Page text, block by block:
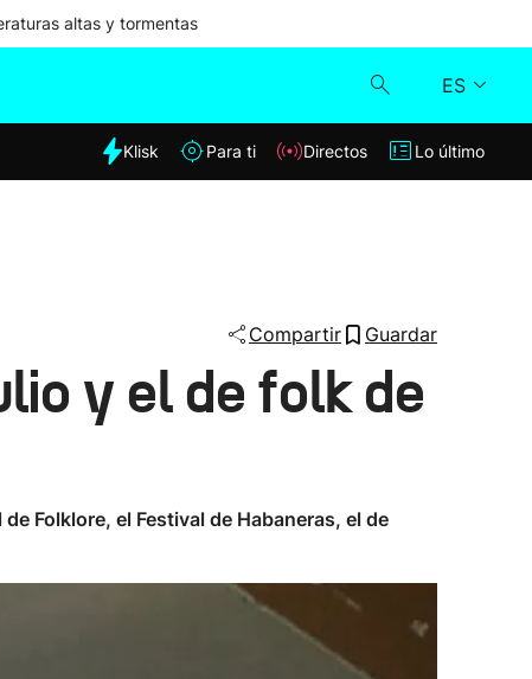
altas y tormentas
ES
Klisk
Lo último
Klisk Para ti Directos Lo último
Compartir Guardar
y el de folk de
Folklore, el Festival de Habaneras, el de